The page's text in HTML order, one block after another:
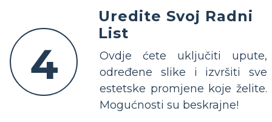
4
Uredite Svoj Radni
List
Ovdje ćete uključiti upute,
određene slike i izvršiti sve
estetske promjene koje želite.
Mogućnosti su beskrajne!